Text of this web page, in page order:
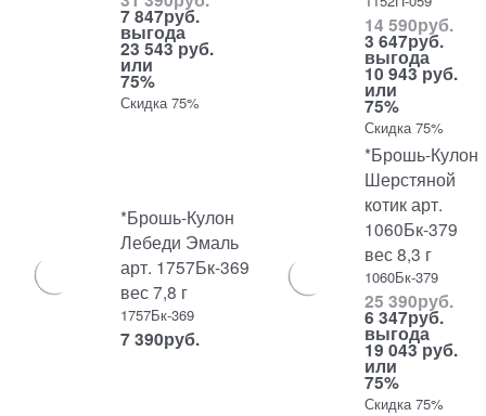
7 847руб.
выгода
23 543 руб.
или
75%
Скидка 75%
14 590руб.
3 647руб.
выгода
10 943 руб.
или
75%
Скидка 75%
*Брошь-Кулон
Лебеди Эмаль
арт. 1757Бк-369
вес 7,8 г
1757Бк-369
7 390руб.
*Брошь-Кулон
Шерстяной
котик арт.
1060Бк-379
вес 8,3 г
1060Бк-379
25 390руб.
6 347руб.
выгода
19 043 руб.
или
75%
Скидка 75%